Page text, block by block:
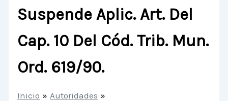
Suspende Aplic. Art. Del
Cap. 10 Del Cód. Trib. Mun.
Ord. 619/90.
Inicio
Autoridades